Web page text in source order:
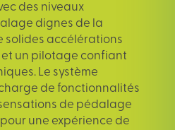
des niveaux
dignes de la
solides accélérations
et un pilotage confiant
Le système
de fonctionnalités
de pédalage
une expérience de